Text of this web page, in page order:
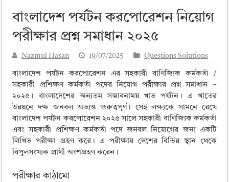
primary viva result 2026 pdf download – dpe viva result
www dpe gov bd result 2026 pdf
ময়মনসিংহ বোর্ড এইচএসসি রেজাল্ট ২০২৫ – HSC Result 2025 Mymensingh
দিনাজপুর বোর্ড এইচএসসি রেজাল্ট ২০২৫ – HSC Result 2025 Dinajpur Board
সিলেট বোর্ড এইচএসসি রেজাল্ট ২০২৫ – HSC Result 2025 Sylhet Board
বাংলাদেশ পর্যটন করপোরেশন নিয়োগ
পরীক্ষার প্রশ্ন সমাধান ২০২৫
Nazmul Hasan 19/07/2025 Questions Solutions
বাংলাদেশ পর্যটন করপোরেশন এর সহকারী বাণিজ্যিক কর্মকর্তা /
সহকারী প্রশিক্ষণ কর্মকর্তা পদের নিয়োগ পরীক্ষার প্রশ্ন সমাধান –
২০২৫। বাংলাদেশের অন্যতম সম্ভাবনাময় খাত পর্যটন। এ খাতের
উন্নয়নে দক্ষ জনবল অত্যন্ত গুরুত্বপূর্ণ। সেই লক্ষ্যকে সামনে রেখে
বাংলাদেশ পর্যটন করপোরেশন ২০২৫ সালে সহকারী বাণিজ্যিক কর্মকর্তা
এবং সহকারী প্রশিক্ষণ কর্মকর্তা পদে জনবল নিয়োগের জন্য একটি
লিখিত পরীক্ষা গ্রহণ করে। এ পরীক্ষায় দেশের বিভিন্ন স্থান থেকে
বিপুলসংখ্যক প্রার্থী অংশগ্রহণ করেন।
পরীক্ষার কাঠামো